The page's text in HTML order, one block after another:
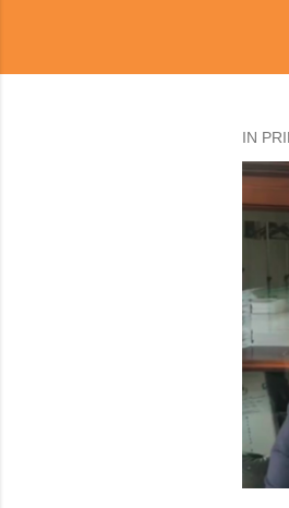
P
o
s
t
IN